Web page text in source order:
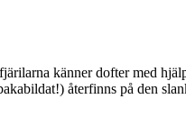
känner dofter med
återfinns på den